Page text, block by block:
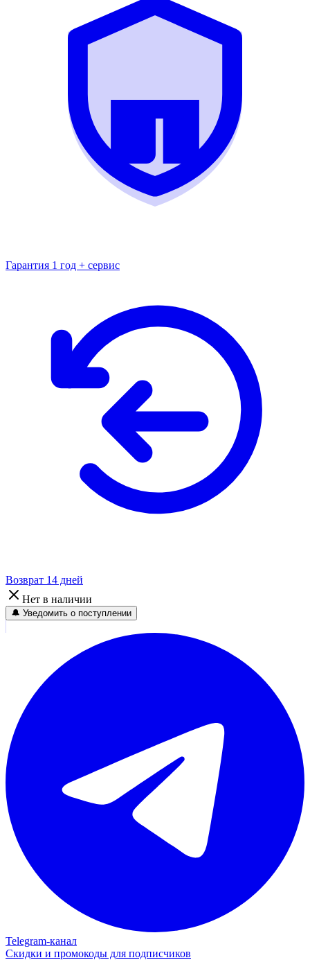
Гарантия 1 год + сервис
Возврат 14 дней
Нет в наличии
🔔 Уведомить о поступлении
Telegram‑канал
Скидки и промокоды для подписчиков